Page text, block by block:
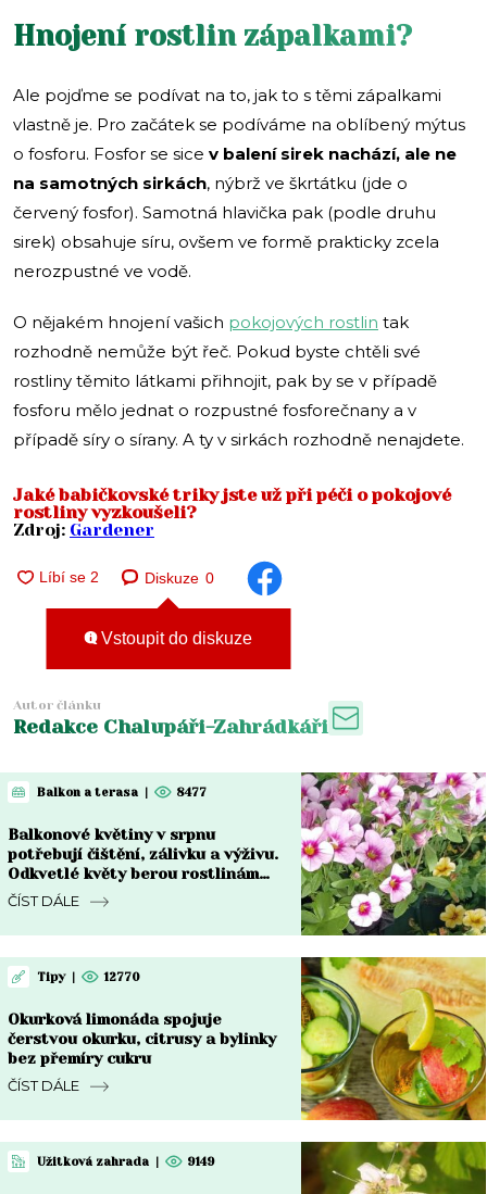
Hnojení rostlin zápalkami?
Ale pojďme se podívat na to, jak to s těmi zápalkami
vlastně je. Pro začátek se podíváme na oblíbený mýtus
o fosforu. Fosfor se sice v balení sirek nachází, ale ne
na samotných sirkách, nýbrž ve škrtátku (jde o
červený fosfor). Samotná hlavička pak (podle druhu
sirek) obsahuje síru, ovšem ve formě prakticky zcela
nerozpustné ve vodě.
O nějakém hnojení vašich pokojových rostlin tak
rozhodně nemůže být řeč. Pokud byste chtěli své
rostliny těmito látkami přihnojit, pak by se v případě
fosforu mělo jednat o rozpustné fosforečnany a v
případě síry o sírany. A ty v sirkách rozhodně nenajdete.
Jaké babičkovské triky jste už při péči o pokojové
rostliny vyzkoušeli?
Zdroj: Gardener
Diskuze 0
Vstoupit do diskuze
Autor článku
Redakce Chalupáři-Zahrádkáři
Balkon a terasa | 8477
Balkonové květiny v srpnu
potřebují čištění, zálivku a výživu.
Odkvetlé květy berou rostlinám
sílu
ČÍST DÁLE
Tipy | 12770
Okurková limonáda spojuje
čerstvou okurku, citrusy a bylinky
bez přemíry cukru
ČÍST DÁLE
Užitková zahrada | 9149